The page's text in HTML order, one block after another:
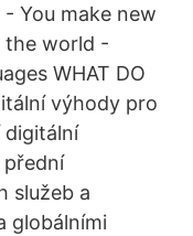
You make new
world -
WHAT DO
výhody pro
digitální
služeb a
globálními